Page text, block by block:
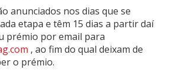
anunciados nos dias que se
etapa e têm 15 dias a partir daí
prémio por email para
, ao fim do qual deixam de
o prémio.